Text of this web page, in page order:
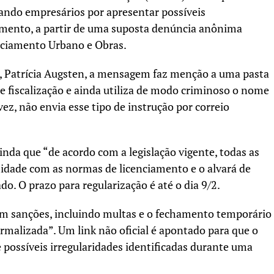
empresários por apresentar possíveis
a partir de uma suposta denúncia anônima
Urbano e Obras.
Augsten, a mensagem faz menção a uma pasta
fiscalização e ainda utiliza de modo criminoso o nome
não envia esse tipo de instrução por correio
que “de acordo com a legislação vigente, todas as
com as normas de licenciamento e o alvará de
O prazo para regularização é até o dia 9/2.
sanções, incluindo multas e o fechamento temporário
Um link não oficial é apontado para que o
irregularidades identificadas durante uma